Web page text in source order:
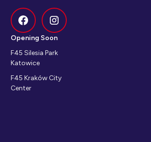
Opening Soon
F45 Silesia Park
Katowice
F45 Kraków City
Center